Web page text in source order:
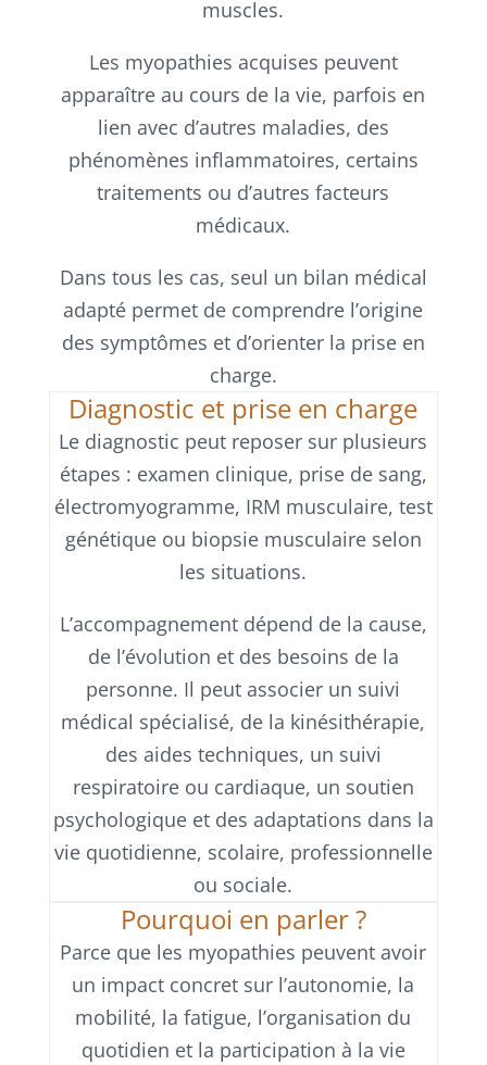
muscles.
Les myopathies acquises peuvent
apparaître au cours de la vie, parfois en
lien avec d’autres maladies, des
phénomènes inflammatoires, certains
traitements ou d’autres facteurs
médicaux.
Dans tous les cas, seul un bilan médical
adapté permet de comprendre l’origine
des symptômes et d’orienter la prise en
charge.
Diagnostic et prise en charge
Le diagnostic peut reposer sur plusieurs
étapes : examen clinique, prise de sang,
électromyogramme, IRM musculaire, test
génétique ou biopsie musculaire selon
les situations.
L’accompagnement dépend de la cause,
de l’évolution et des besoins de la
personne. Il peut associer un suivi
médical spécialisé, de la kinésithérapie,
des aides techniques, un suivi
respiratoire ou cardiaque, un soutien
psychologique et des adaptations dans la
vie quotidienne, scolaire, professionnelle
ou sociale.
Pourquoi en parler ?
Parce que les myopathies peuvent avoir
un impact concret sur l’autonomie, la
mobilité, la fatigue, l’organisation du
quotidien et la participation à la vie